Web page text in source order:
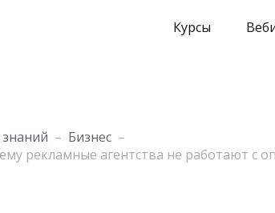
Курсы
знаний – Бизнес –
рекламные агентства не работают с